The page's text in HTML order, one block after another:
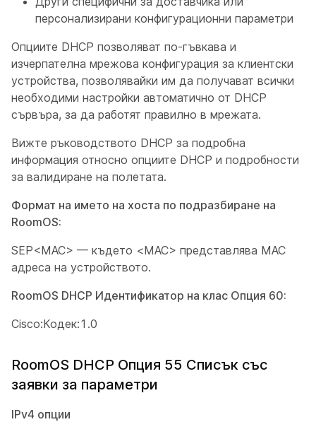
персонализирани конфигурационни параметри
Опциите DHCP позволяват по-гъвкава и
изчерпателна мрежова конфигурация за клиентски
устройства, позволявайки им да получават всички
необходими настройки автоматично от DHCP
сървъра, за да работят правилно в мрежата.
Вижте ръководството DHCP за подробна
информация относно опциите DHCP и подробности
за валидиране на полетата.
Формат на името на хоста по подразбиране на
RoomOS:
SEP<MAC> — където <MAC> представлява MAC
адреса на устройството.
RoomOS DHCP Идентификатор на клас Опция 60:
Cisco:Кодек:1.0
RoomOS DHCP Опция 55 Списък със
заявки за параметри
IPv4 опции